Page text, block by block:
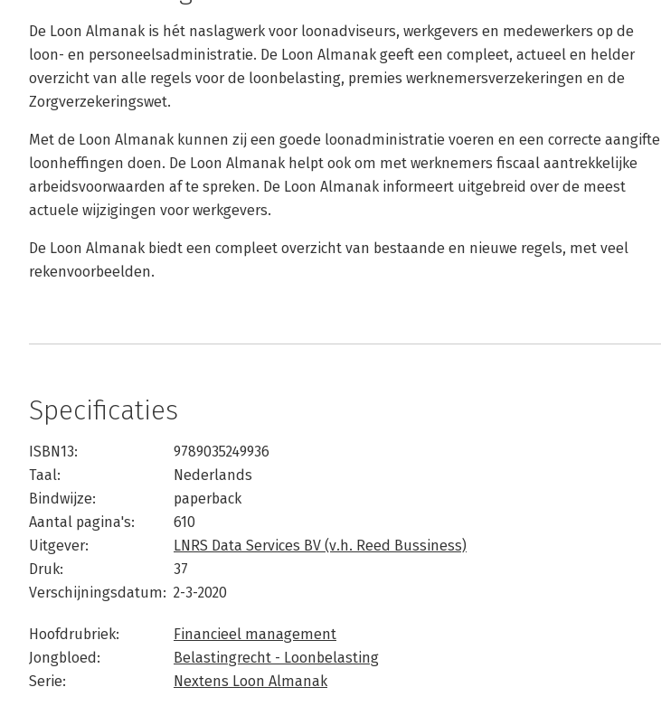
De Loon Almanak is hét naslagwerk voor loonadviseurs, werkgevers en medewerkers op de
loon- en personeelsadministratie. De Loon Almanak geeft een compleet, actueel en helder
overzicht van alle regels voor de loonbelasting, premies werknemersverzeke­ringen en de
Zorgverzekeringswet.
Met de Loon Almanak kunnen zij een goede loonadministratie voeren en een correcte aan­gifte
loonheffingen doen. De Loon Alma­nak helpt ook om met werknemers fiscaal aantrekkelijke
arbeidsvoorwaarden af te spreken. De Loon Almanak informeert uitgebreid over de meest
actuele wijzigingen voor werkgevers.
De Loon Almanak biedt een compleet overzicht van bestaande en nieuwe regels, met veel
rekenvoorbeelden.
Specificaties
ISBN13:
9789035249936
Taal:
Nederlands
Bindwijze:
paperback
Aantal pagina's:
610
Uitgever:
LNRS Data Services BV (v.h. Reed Bussiness)
Druk:
37
Verschijningsdatum: 2-3-2020
Hoofdrubriek:
Financieel management
Jongbloed:
Belastingrecht - Loonbelasting
Serie:
Nextens Loon Almanak